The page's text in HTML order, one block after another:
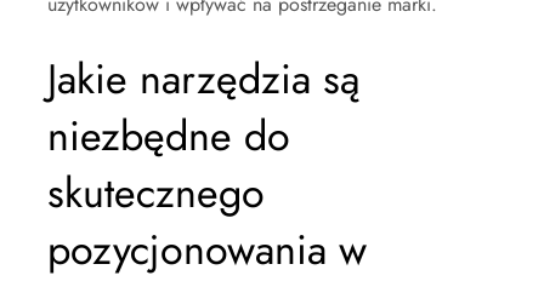
Jakie narzędzia są
niezbędne do
skutecznego
pozycjonowania w